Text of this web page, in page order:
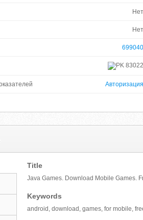
Нет
Нет
699040
83022
Авторизация
Title
Java Games. Download Mobile Games.
Keywords
android, download, games, for mobile,